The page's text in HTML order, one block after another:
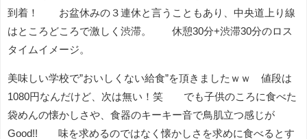
到着！ お盆休みの３連休と言うこともあり、中央道上り線
はところどころで激しく渋滞。 休憩30分+渋滞30分のロス
タイムイメージ。
美味しい学校で”おいしくない給食”を頂きましたｗｗ 値段は
1080円なんだけど、次は無い！笑 でも子供のころに食べた
袋めんの懐かしさや、食器のキーキー音で鳥肌立つ感じが
Good!! 味を求めるのではなく懐かしさを求めに食べるとす